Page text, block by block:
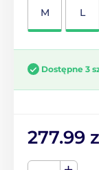
M L
Dostępne 3
277.99